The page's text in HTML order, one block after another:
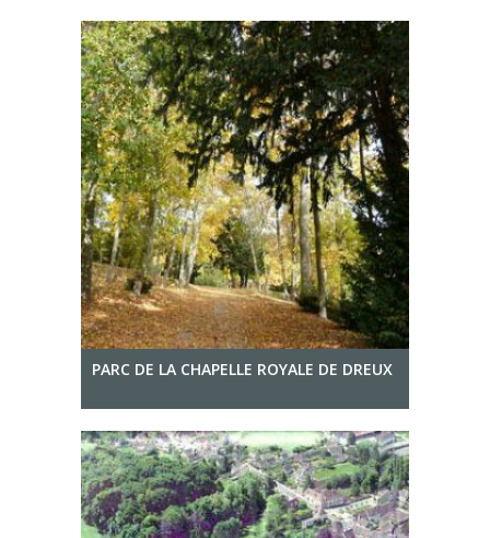
PARC DE LA CHAPELLE ROYALE DE DREUX